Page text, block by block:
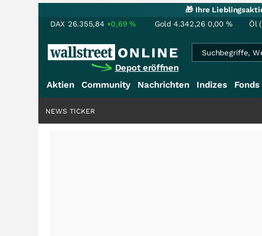
🎁 Ihre
DAX 26.355,84 +0,69% Gold 4.342,26 0,00 % Öl
Depot eröffnen
Aktien Community Nachrichten Indizes Fonds
NEWS TICKER